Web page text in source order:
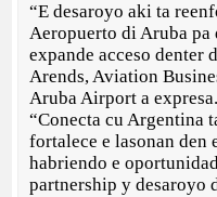
“E desaroyo aki ta
Aeropuerto di Aruba
expande acceso denter
Arends, Aviation
Aruba Airport a
“Conecta cu Argentina
fortalece e lasonan
habriendo e
partnership y desaroyo